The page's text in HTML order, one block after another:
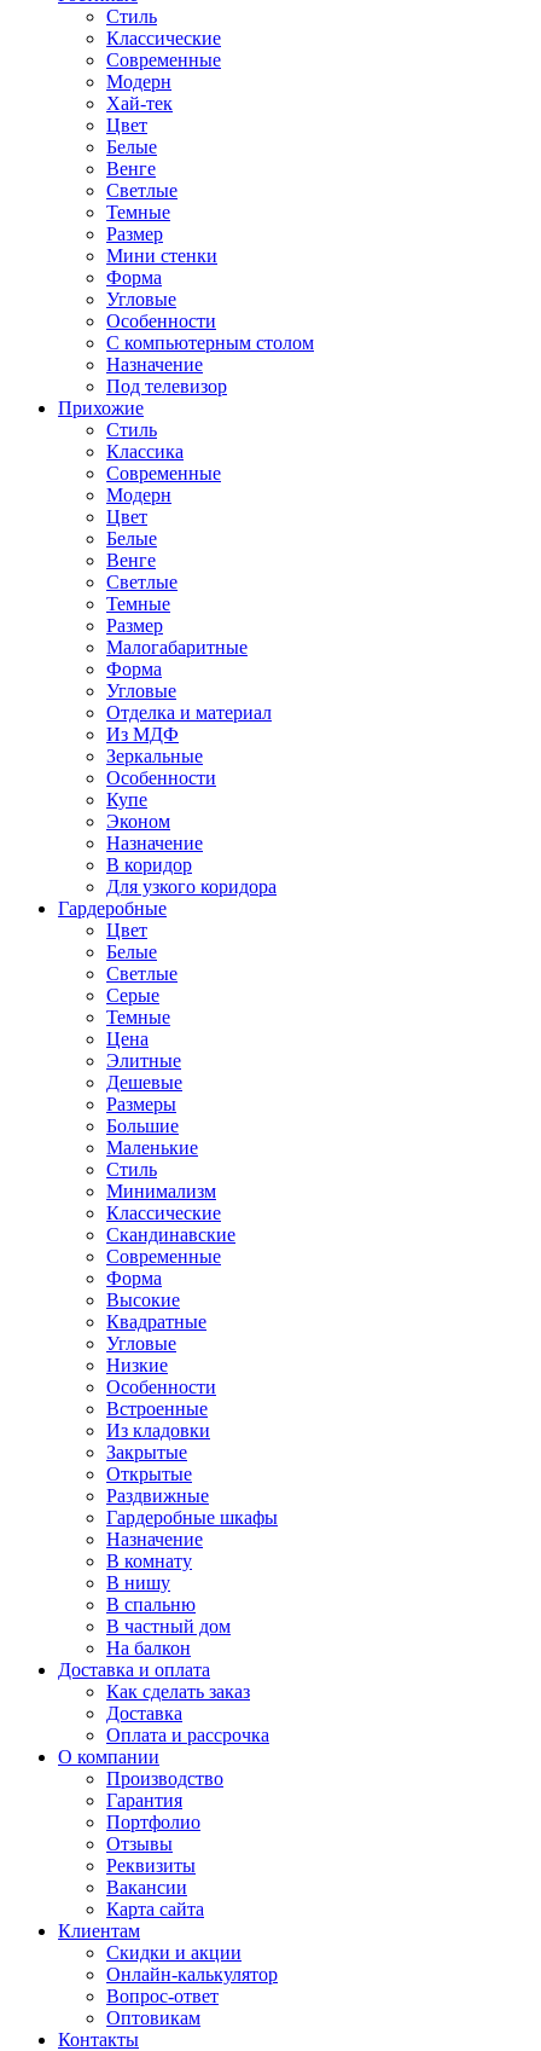
Стиль
Классические
Современные
Модерн
Хай-тек
Цвет
Белые
Венге
Светлые
Темные
Размер
Мини стенки
Форма
Угловые
Особенности
С компьютерным столом
Назначение
Под телевизор
Прихожие
Стиль
Классика
Современные
Модерн
Цвет
Белые
Венге
Светлые
Темные
Размер
Малогабаритные
Форма
Угловые
Отделка и материал
Из МДФ
Зеркальные
Особенности
Купе
Эконом
Назначение
В коридор
Для узкого коридора
Гардеробные
Цвет
Белые
Светлые
Серые
Темные
Цена
Элитные
Дешевые
Размеры
Большие
Маленькие
Стиль
Минимализм
Классические
Скандинавские
Современные
Форма
Высокие
Квадратные
Угловые
Низкие
Особенности
Встроенные
Из кладовки
Закрытые
Открытые
Раздвижные
Гардеробные шкафы
Назначение
В комнату
В нишу
В спальню
В частный дом
На балкон
Доставка и оплата
Как сделать заказ
Доставка
Оплата и рассрочка
О компании
Производство
Гарантия
Портфолио
Отзывы
Реквизиты
Вакансии
Карта сайта
Клиентам
Скидки и акции
Онлайн-калькулятор
Вопрос-ответ
Оптовикам
Контакты